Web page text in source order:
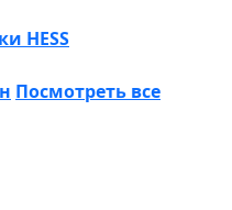
HESS
Посмотреть все